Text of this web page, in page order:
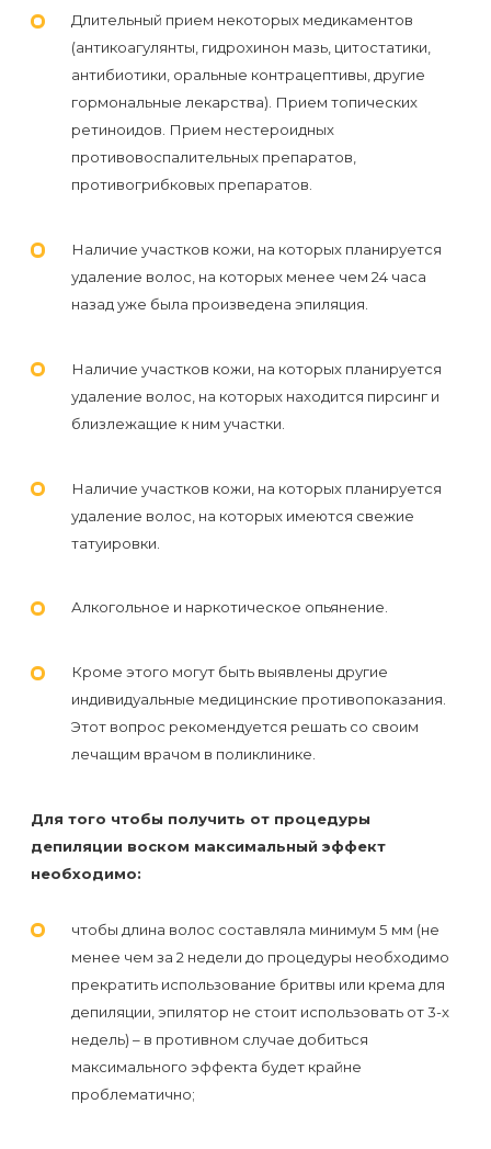
Длительный прием некоторых медикаментов
(антикоагулянты, гидрохинон мазь, цитостатики,
антибиотики, оральные контрацептивы, другие
гормональные лекарства). Прием топических
ретиноидов. Прием нестероидных
противовоспалительных препаратов,
противогрибковых препаратов.
Наличие участков кожи, на которых планируется
удаление волос, на которых менее чем 24 часа
назад уже была произведена эпиляция.
Наличие участков кожи, на которых планируется
удаление волос, на которых находится пирсинг и
близлежащие к ним участки.
Наличие участков кожи, на которых планируется
удаление волос, на которых имеются свежие
татуировки.
Алкогольное и наркотическое опьянение.
Кроме этого могут быть выявлены другие
индивидуальные медицинские противопоказания.
Этот вопрос рекомендуется решать со своим
лечащим врачом в поликлинике.
Для того чтобы получить от процедуры
депиляции воском максимальный эффект
необходимо:
чтобы длина волос составляла минимум 5 мм (не
менее чем за 2 недели до процедуры необходимо
прекратить использование бритвы или крема для
депиляции, эпилятор не стоит использовать от 3-х
недель) – в противном случае добиться
максимального эффекта будет крайне
проблематично;